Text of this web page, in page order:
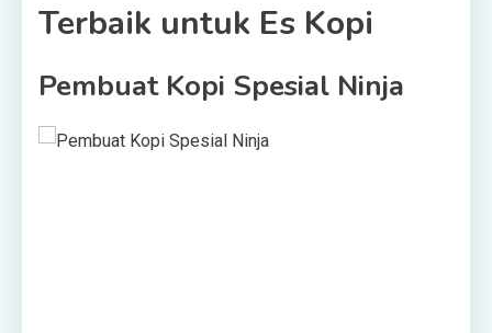
Terbaik untuk Es Kopi
Pembuat Kopi Spesial Ninja